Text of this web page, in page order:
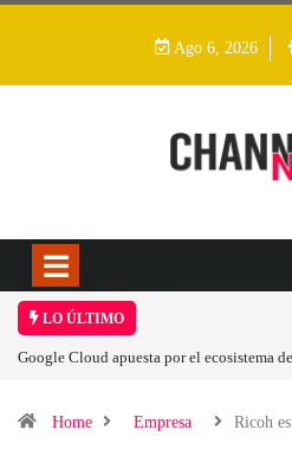
Ago 6, 2026
LO ÚLTIMO
de Canales para acelerar la era
Home Empresa Ricoh